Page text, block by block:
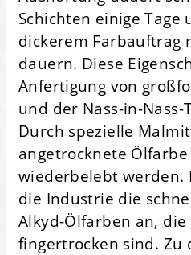
Schichten einige Tage
dickerem Farbauftrag
dauern. Diese
Anfertigung von
und der Nass-in-
Durch spezielle
angetrocknete
wiederbelebt
die Industrie die
Alkyd-Ölfarben an, die
fingertrocken sind. Zu